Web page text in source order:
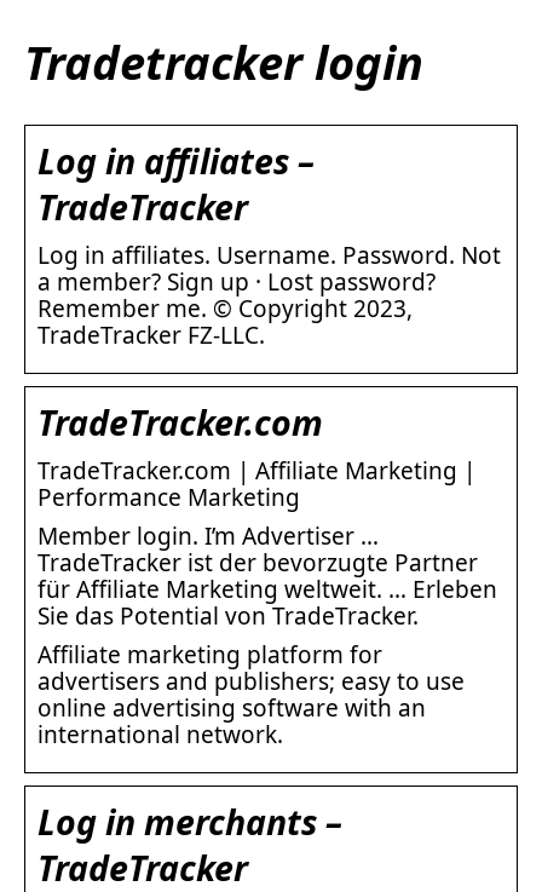
Tradetracker login
Log in affiliates –
TradeTracker
Log in affiliates. Username. Password. Not
a member? Sign up · Lost password?
Remember me. © Copyright 2023,
TradeTracker FZ-LLC.
TradeTracker.com
TradeTracker.com | Affiliate Marketing |
Performance Marketing
Member login. I’m Advertiser …
TradeTracker ist der bevorzugte Partner
für Affiliate Marketing weltweit. … Erleben
Sie das Potential von TradeTracker.
Affiliate marketing platform for
advertisers and publishers; easy to use
online advertising software with an
international network.
Log in merchants –
TradeTracker